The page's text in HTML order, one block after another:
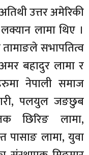
उत्तर अमेरिकी
लामा थिए ।
सभापतित्व
बहादुर लामा र
नेपाली समाज
पलयुल जङछुब
छिरिङ लामा,
पासाङ लामा, युवा